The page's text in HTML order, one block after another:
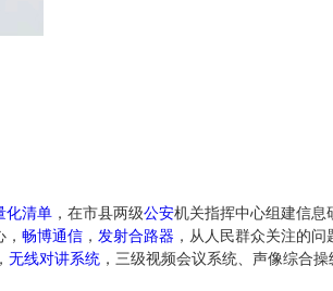
化清单 ，在市县两级公安机关指挥中心组建信息
畅博通信 ， 发射合路器 ，从人民群众关注的
无线对讲系统 ，三级视频会议系统、声像综合